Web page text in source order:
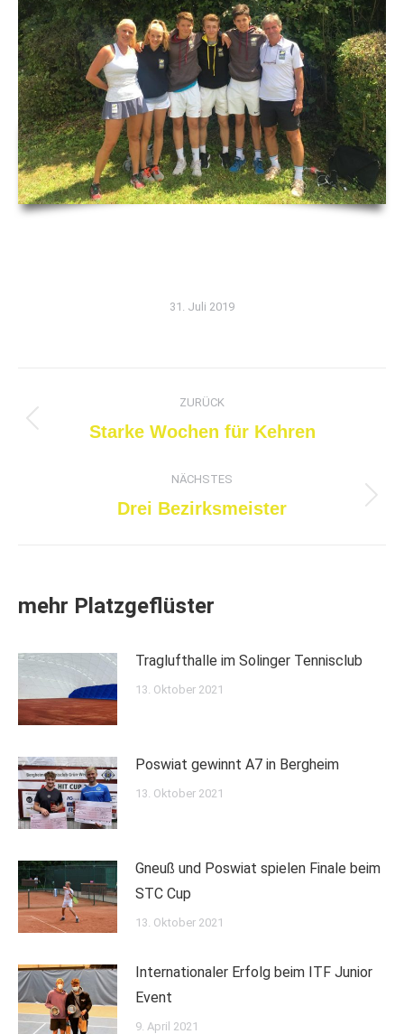
31. Juli 2019
ZURÜCK
Vorheriger
Starke Wochen für Kehren
NÄCHSTES
Nächster
Drei Bezirksmeister
mehr Platzgeflüster
Traglufthalle im Solinger Tennisclub
13. Oktober 2021
Poswiat gewinnt A7 in Bergheim
13. Oktober 2021
Gneuß und Poswiat spielen Finale beim
STC Cup
13. Oktober 2021
Internationaler Erfolg beim ITF Junior
Event
9. April 2021